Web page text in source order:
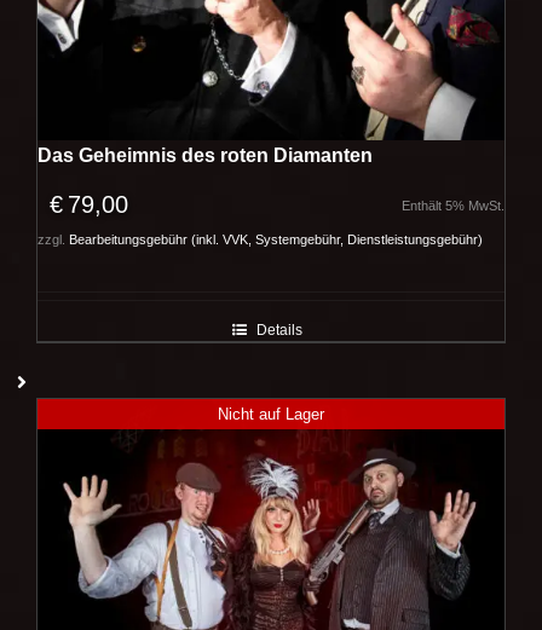
Das Geheimnis des roten Diamanten
€ 79,00 Enthält 5% MwSt.
zzgl. Bearbeitungsgebühr (inkl. VVK, Systemgebühr, Dienstleistungsgebühr)
Details
Nicht auf Lager